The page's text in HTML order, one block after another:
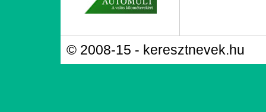
© 2008-15 - keresztnevek.hu